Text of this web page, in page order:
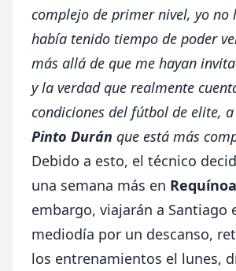
complejo de primer nivel, yo no
había tenido tiempo de poder
más allá de que me hayan
y la verdad que realmente
condiciones del fútbol de elite,
Pinto Durán que está más
Debido a esto, el técnico
una semana más en Requínoa
embargo, viajarán a Santiago
mediodía por un descanso,
los entrenamientos el lunes,